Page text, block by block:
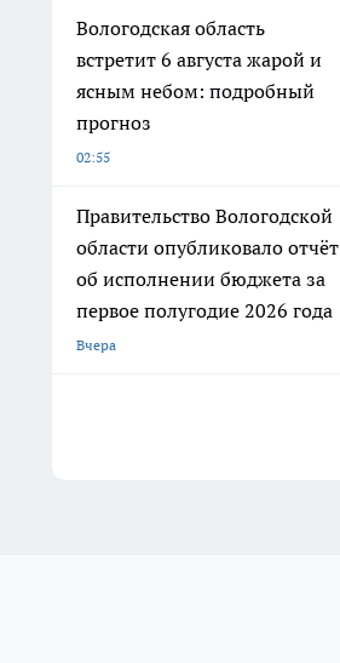
Вологодская область
встретит 6 августа жарой и
ясным небом: подробный
прогноз
02:55
Правительство Вологодской
области опубликовало отчёт
об исполнении бюджета за
первое полугодие 2026 года
Вчера